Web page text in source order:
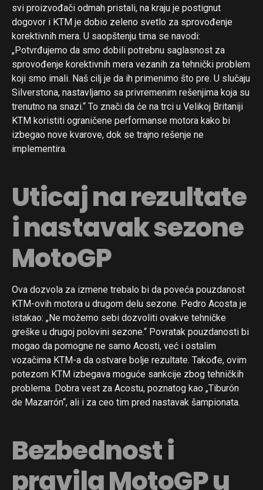
svi proizvođači odmah pristali, na kraju je postignut
dogovor i KTM je dobio zeleno svetlo za sprovođenje
korektivnih mera. U saopštenju tima se navodi:
„Potvrđujemo da smo dobili potrebnu saglasnost za
sprovođenje korektivnih mera vezanih za tehnički problem
koji smo imali. Naš cilj je da ih primenimo što pre. U slučaju
Silverstona, nastavljamo sa privremenim rešenjima koja su
trenutno na snazi.“ To znači da će na trci u Velikoj Britaniji
KTM koristiti ograničene performanse motora kako bi
izbegao nove kvarove, dok se trajno rešenje ne
implementira.
Uticaj na rezultate
i nastavak sezone
MotoGP
Ova dozvola za izmene trebalo bi da poveća pouzdanost
KTM-ovih motora u drugom delu sezone. Pedro Acosta je
istakao: „Ne možemo sebi dozvoliti ovakve tehničke
greške u drugoj polovini sezone.“ Povratak pouzdanosti bi
mogao da pomogne ne samo Acosti, već i ostalim
vozačima KTM-a da ostvare bolje rezultate. Takođe, ovim
potezom KTM izbegava moguće sankcije zbog tehničkih
problema. Dobra vest za Acostu, poznatog kao „Tiburón
de Mazarrón“, ali i za ceo tim pred nastavak šampionata.
Bezbednost i
pravila MotoGP u